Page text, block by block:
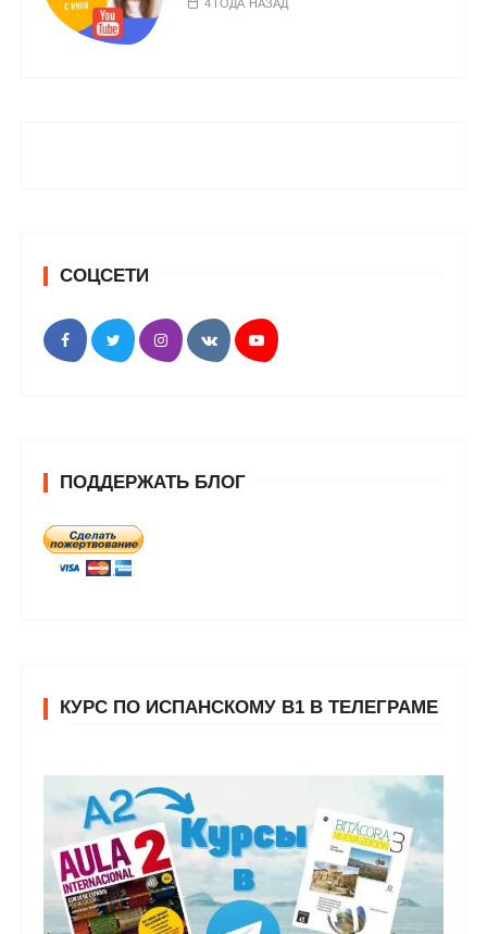
4 ГОДА НАЗАД
СОЦСЕТИ
ПОДДЕРЖАТЬ БЛОГ
КУРС ПО ИСПАНСКОМУ В1 В ТЕЛЕГРАМЕ